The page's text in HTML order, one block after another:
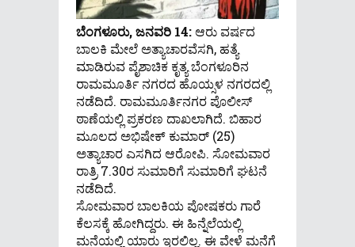
ಬೆಂಗಳೂರು, ಜನವರಿ 14:ಆರು ವರ್ಷದ
ಬಾಲಕಿ ಮೇಲೆ ಅತ್ಯಾಚಾರವೆಸಗಿ, ಹತ್ಯೆ
ಮಾಡಿರುವ ಪೈಶಾಚಿಕ ಕೃತ್ಯ ಬೆಂಗಳೂರಿನ
ರಾಮಮೂರ್ತಿ ನಗರದ ಹೊಯ್ಸಳ ನಗರದಲ್ಲಿ
ನಡೆದಿದೆ. ರಾಮಮೂರ್ತಿನಗರ ಪೊಲೀಸ್
ಠಾಣೆಯಲ್ಲಿ ಪ್ರಕರಣ ದಾಖಲಾಗಿದೆ. ಬಿಹಾರ
ಮೂಲದ ಅಭಿಷೇಕ್ ಕುಮಾರ್ (25)
ಅತ್ಯಾಚಾರ ಎಸಗಿದ ಆರೋಪಿ. ಸೋಮವಾರ
ರಾತ್ರಿ 7.30ರ ಸುಮಾರಿಗೆ ಸುಮಾರಿಗೆ ಘಟನೆ
ನಡೆದಿದೆ.
ಸೋಮವಾರ ಬಾಲಕಿಯ ಪೋಷಕರು ಗಾರೆ
ಕೆಲಸಕ್ಕೆ ಹೋಗಿದ್ದರು. ಈ ಹಿನ್ನೆಲೆಯಲ್ಲಿ
ಮನೆಯಲ್ಲಿ ಯಾರು ಇರಲಿಲ್ಲ. ಈ ವೇಳೆ ಮನೆಗೆ